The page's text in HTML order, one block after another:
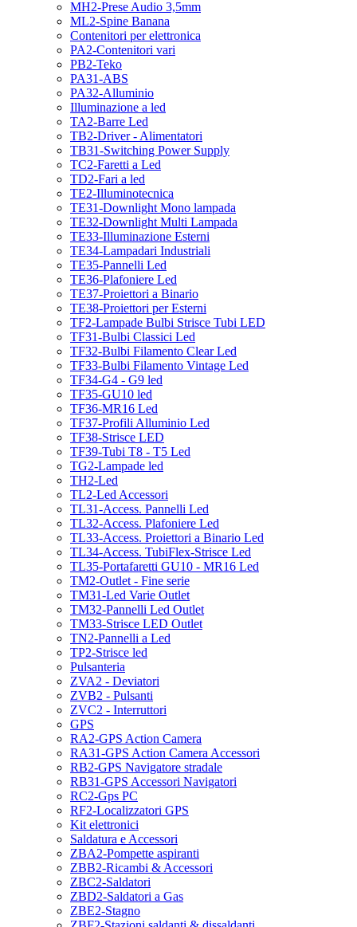
MH2-Prese Audio 3,5mm
ML2-Spine Banana
Contenitori per elettronica
PA2-Contenitori vari
PB2-Teko
PA31-ABS
PA32-Alluminio
Illuminazione a led
TA2-Barre Led
TB2-Driver - Alimentatori
TB31-Switching Power Supply
TC2-Faretti a Led
TD2-Fari a led
TE2-Illuminotecnica
TE31-Downlight Mono lampada
TE32-Downlight Multi Lampada
TE33-Illuminazione Esterni
TE34-Lampadari Industriali
TE35-Pannelli Led
TE36-Plafoniere Led
TE37-Proiettori a Binario
TE38-Proiettori per Esterni
TF2-Lampade Bulbi Strisce Tubi LED
TF31-Bulbi Classici Led
TF32-Bulbi Filamento Clear Led
TF33-Bulbi Filamento Vintage Led
TF34-G4 - G9 led
TF35-GU10 led
TF36-MR16 Led
TF37-Profili Alluminio Led
TF38-Strisce LED
TF39-Tubi T8 - T5 Led
TG2-Lampade led
TH2-Led
TL2-Led Accessori
TL31-Access. Pannelli Led
TL32-Access. Plafoniere Led
TL33-Access. Proiettori a Binario Led
TL34-Access. TubiFlex-Strisce Led
TL35-Portafaretti GU10 - MR16 Led
TM2-Outlet - Fine serie
TM31-Led Varie Outlet
TM32-Pannelli Led Outlet
TM33-Strisce LED Outlet
TN2-Pannelli a Led
TP2-Strisce led
Pulsanteria
ZVA2 - Deviatori
ZVB2 - Pulsanti
ZVC2 - Interruttori
GPS
RA2-GPS Action Camera
RA31-GPS Action Camera Accessori
RB2-GPS Navigatore stradale
RB31-GPS Accessori Navigatori
RC2-Gps PC
RF2-Localizzatori GPS
Kit elettronici
Saldatura e Accessori
ZBA2-Pompette aspiranti
ZBB2-Ricambi & Accessori
ZBC2-Saldatori
ZBD2-Saldatori a Gas
ZBE2-Stagno